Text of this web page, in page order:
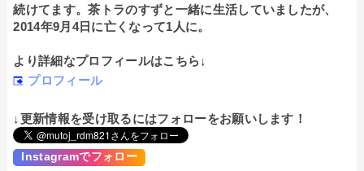
続けてます。茶トラのすずと一緒に生活していましたが、
2014年9月4日に亡くなって1人に。
より詳細なプロフィールはこちら↓
プロフィール
↓更新情報を受け取るにはフォローをお願いします！
Instagramでフォロー